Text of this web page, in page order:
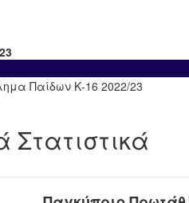
Παίδων Κ-16 2022/23
Στατιστικά